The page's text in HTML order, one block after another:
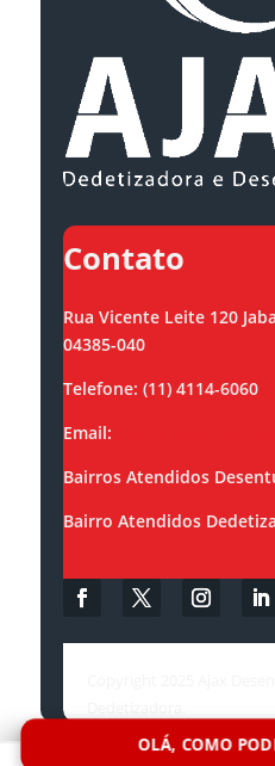
Contato
Rua Vicente Leite 120
04385-040
Telefone: (11) 4114-6060
Email:
Bairros Atendidos
Bairro Atendidos
OLÁ, COMO